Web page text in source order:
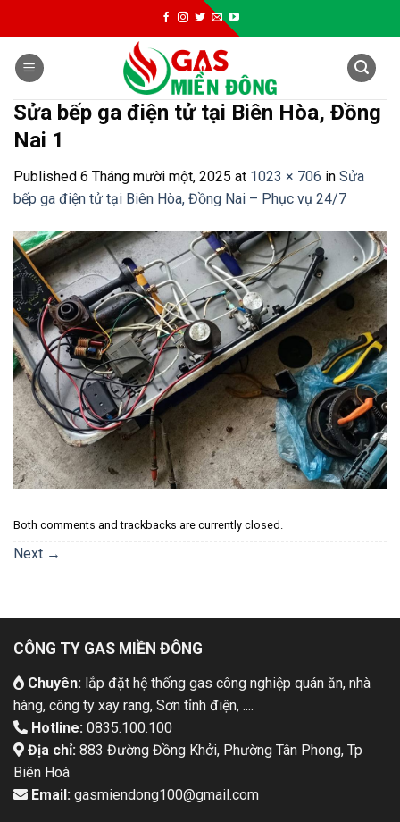
to
content
Sửa bếp ga điện tử tại Biên Hòa, Đồng
Nai 1
Published 6 Tháng mười một, 2025 at 1023 × 706 in Sửa
bếp ga điện tử tại Biên Hòa, Đồng Nai – Phục vụ 24/7
Both comments and trackbacks are currently closed.
Next →
CÔNG TY GAS MIỀN ĐÔNG
Chuyên:lắp đặt hệ thống gas công nghiệp quán ăn, nhà
hàng, công ty xay rang, Sơn tỉnh điện, ....
Hotline: 0835.100.100
Địa chỉ:883 Đường Đồng Khởi, Phường Tân Phong, Tp
Biên Hoà
Email:gasmiendong100@gmail.com